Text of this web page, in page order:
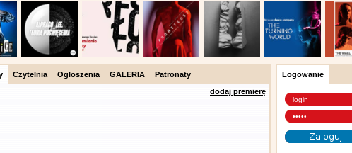
Czytelnia Ogłoszenia GALERIA
Patronaty
dodaj premierę
Logowanie